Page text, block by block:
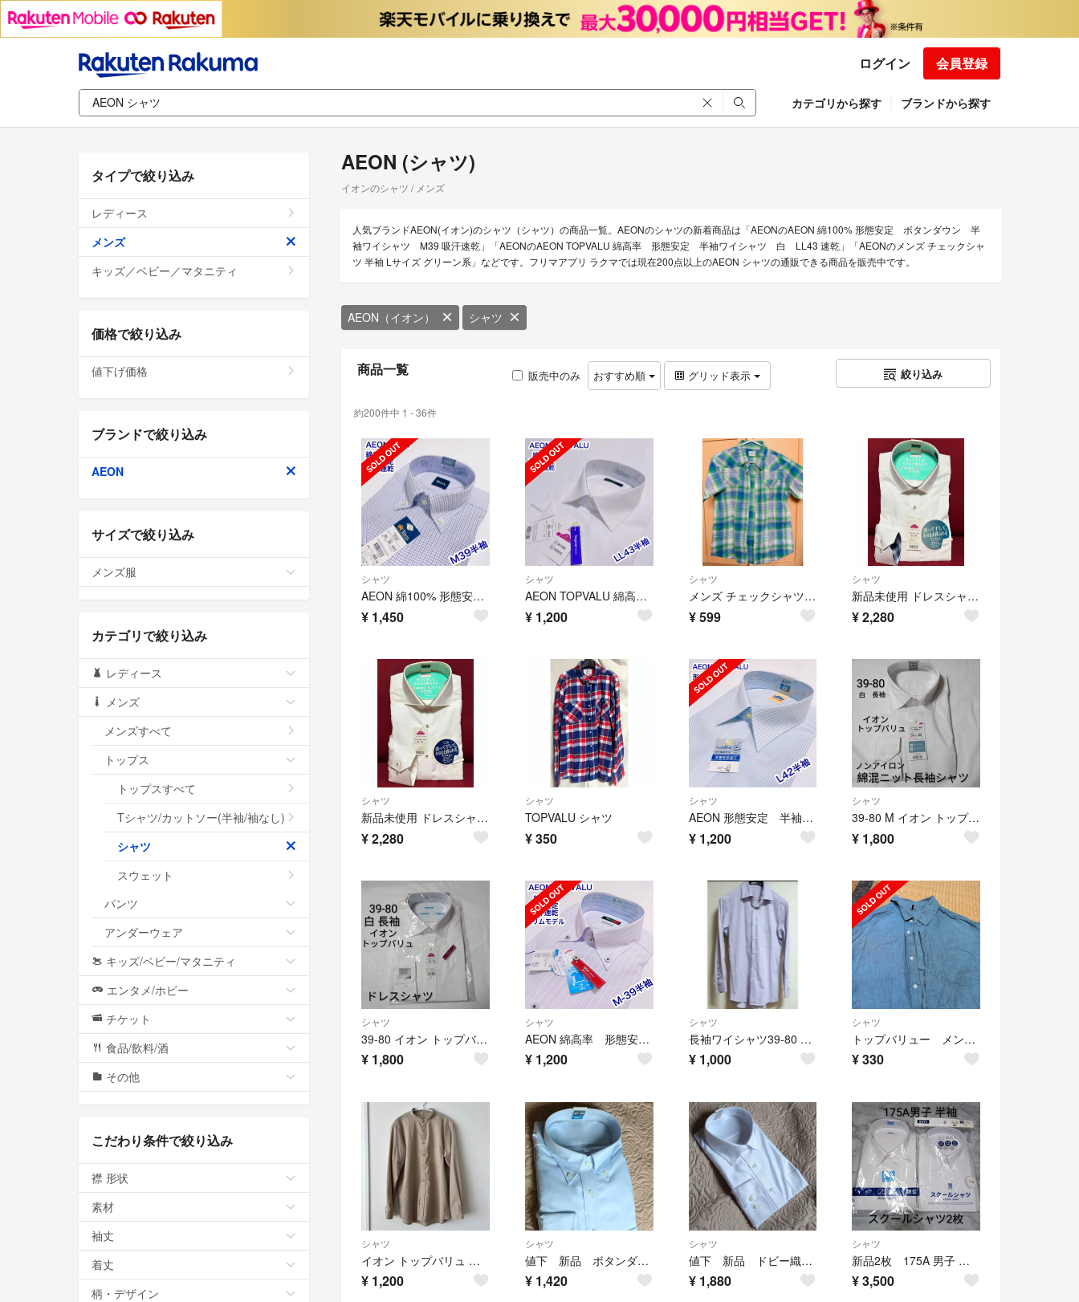
ログイン 会員登録
カテゴリから探す ブランドから探す
AEON (シャツ)
イオンのシャツ / メンズ
人気ブランドAEON(イオン)のシャツ（シャツ）の商品一覧。AEONのシャツの新着商品は「AEONのAEON 綿100% 形態安定 ボタンダウン 半
袖ワイシャツ M39 吸汗速乾」「AEONのAEON TOPVALU 綿高率 形態安定 半袖ワイシャツ 白 LL43 速乾」「AEONのメンズ チェックシャ
ツ 半袖 Lサイズ グリーン系」などです。フリマアプリ ラクマでは現在200点以上のAEON シャツの通販できる商品を販売中です。
AEON（イオン） シャツ
商品一覧 販売中のみ おすすめ順 グリッド表示 絞り込み
約200件中 1 - 36件
シャツ
AEON 綿100% 形態安定 ボタンダウン 半袖ワイシャツ M39 吸汗速乾
¥ 1,450
シャツ
AEON TOPVALU 綿高率 形態安定 半袖ワイシャツ 白 LL43 速乾
¥ 1,200
シャツ
メンズ チェックシャツ 半袖 Lサイズ グリーン系
¥599
シャツ
新品未使用 ドレスシャツ M ホワイト 超形態安定 白 ワイシャツ AEON
¥2,280
シャツ
新品未使用 ドレスシャツ M 綿100 形態安定 ワイシャツ コットン 白
¥2,280
シャツ
TOPVALU シャツ
¥350
シャツ
AEON 形態安定 半袖ワイシャツ L42
¥ 1,200
シャツ
39-80 M イオン トップバリュ ノンアイロン 綿混ニット長袖シャツ 白
¥ 1,800
シャツ
39-80 イオン トップバリュ ドレスシャツ 白長袖 形態安定 銀ナノ抗菌防臭
¥ 1,800
シャツ
AEON 綿高率 形態安定 スリム ボタンダウン 半袖ワイシャツ M-39
¥ 1,200
シャツ
長袖ワイシャツ39-80 ストライプ柄 メンズ ビジネス カジュアル
¥ 1,000
シャツ
トップバリュー メンズシャツ М 七分袖
¥330
シャツ
イオン トップバリュ ベージュ ボタンアップシャツ 長袖
¥ 1,200
シャツ
値下 新品 ボタンダウン ストレッチワイシャツ
¥ 1,420
シャツ
値下 新品 ドビー織 白ワイシャツ
¥ 1,880
シャツ
新品2枚 175A 男子 半袖スクールシャツ イトーヨーカドー 形態安定抗菌防臭
¥3,500
タイプで絞り込み
レディース
メンズ
キッズ／ベビー／マタニティ
価格で絞り込み
値下げ価格
ブランドで絞り込み
AEON
サイズで絞り込み
メンズ服
カテゴリで絞り込み
レディース
メンズ
メンズすべて
トップス
トップスすべて
Tシャツ/カットソー(半袖/袖なし)
シャツ
スウェット
パンツ
アンダーウェア
キッズ/ベビー/マタニティ
エンタメ/ホビー
チケット
食品/飲料/酒
その他
こだわり条件で絞り込み
襟 形状
素材
袖丈
着丈
柄・デザイン